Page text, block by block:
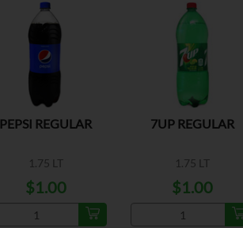
PEPSI REGULAR
1.75 LT
$1.00
7UP REGULAR
1.75 LT
$1.00